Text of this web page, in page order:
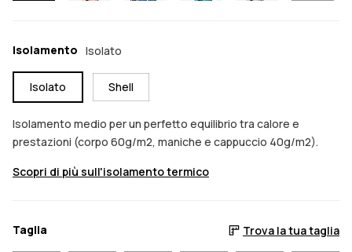
Isolamento Isolato
Isolato Shell
Isolamento medio per un perfetto equilibrio tra calore e
prestazioni (corpo 60g/m2, maniche e cappuccio 40g/m2).
Scopri di più sull'isolamento termico
Taglia Trova la tua taglia